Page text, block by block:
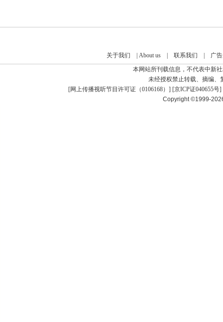
关于我们 About us| 联系我们
广
本网站所刊载信息，不代表中新
未经授权禁止转载、摘编、
[网上传播视听节目许可证（0106168） ] [京ICP证040655号]
Copyright ©1999-